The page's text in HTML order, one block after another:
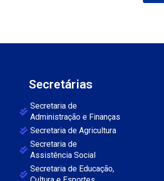
Secretárias
Secretaria de
Administração e Finanças
Secretaria de Agricultura
Secretaria de
Assistência Social
Secretaria de Educação,